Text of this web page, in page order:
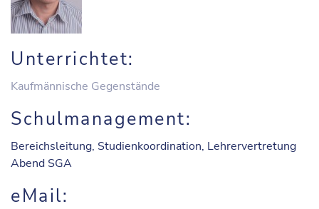
Unterrichtet:
Kaufmännische Gegenstände
Schulmanagement:
Bereichsleitung, Studienkoordination, Lehrervertretung
Abend SGA
eMail: